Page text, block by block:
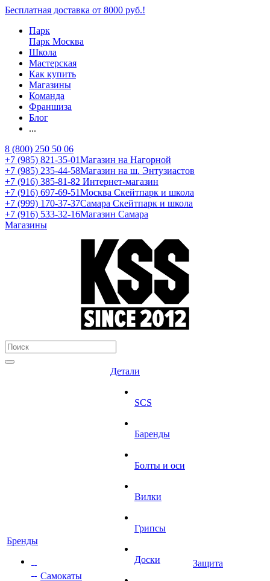
Бесплатная доставка от 8000 руб.!
Парк
Парк Москва
Школа
Мастерская
Как купить
Магазины
Команда
Франшиза
Блог
...
8 (800) 250 50 06
+7 (985) 821-35-01Магазин на Нагорной
+7 (985) 235-44-58Магазин на ш. Энтузиастов
+7 (916) 385-81-82 Интернет-магазин
+7 (916) 697-69-51Москва Скейтпарк и школа
+7 (999) 170-37-37Самара Скейтпарк и школа
+7 (916) 533-32-16Магазин Самара
Магазины
Бренды
Самокаты
Детали
SCS
Баренды
Болты и оси
Вилки
Грипсы
Доски Защита